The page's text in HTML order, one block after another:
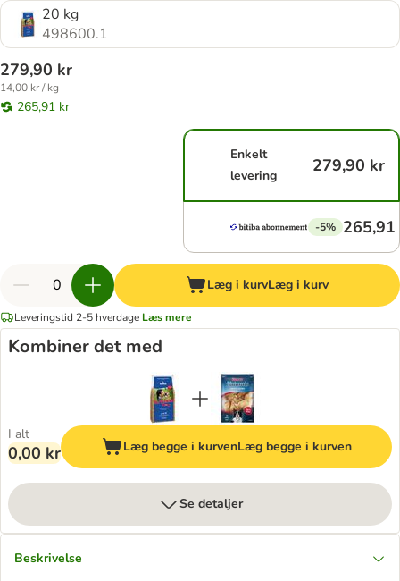
20 kg
498600.1
279,90 kr
14,00 kr / kg
265,91 kr
Enkelt
levering
279,90 kr
-5% 265,91
Læg i kurvLæg i kurv
Leveringstid 2-5 hverdage Læs mere
Kombiner det med
I alt
0,00 kr Læg begge i kurvenLæg begge i kurven
Se detaljer
Beskrivelse